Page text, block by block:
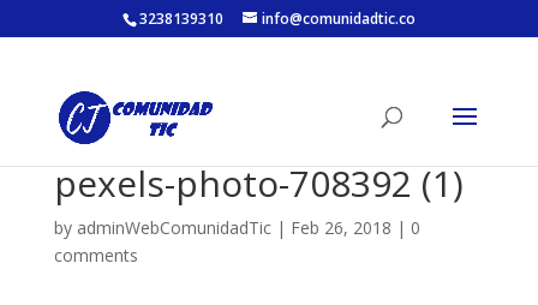
3238139310 info@comunidadtic.co
pexels-photo-708392 (1)
by adminWebComunidadTic| Feb 26, 2018 | 0
comments